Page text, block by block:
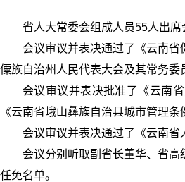
省人大常委会组成人员55人出席
会议审议并表决通过了《云南
僳族自治州人民代表大会及其常务
会议审议并表决批准了《云南
《云南省峨山彝族自治县城市管理
会议审议并表决通过了《云南
会议分别听取副省长董华、省
任免名单。